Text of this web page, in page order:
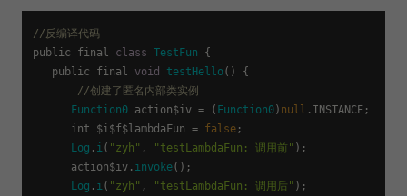
//反编译代码
public final class TestFun {
   public final
void testHello( ) {
//创建了匿名内部类实例
Function0 action$iv = ( Function0 ) null . INSTANCE ;
      int $i$f$lambdaFun =
false ;
Log . i( "zyh" , "testLambdaFun: 调用前" );
      action$iv.
invoke();
Log . i( "zyh" , "testLambdaFun: 调用后" );